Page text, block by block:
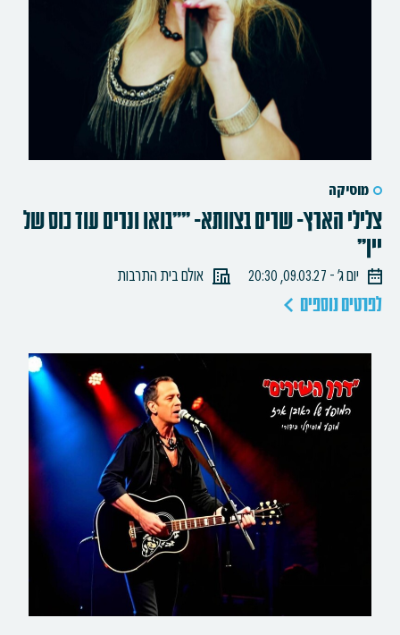
מוסיקה
צלילי הארץ- שרים בצוותא- ""בואו ונרים עוד כוס של
יין"
יום ג׳ - 09.03.27, 20:30 אולם בית התרבות
לפרטים נוספים